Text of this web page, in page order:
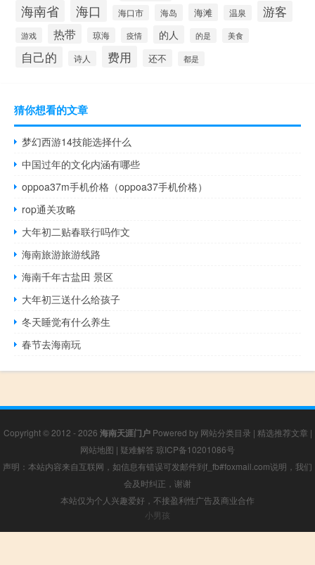
海南省 海口 海口市 海岛 海滩 温泉 游客
游戏 热带 琼海 疫情 的人 的是 美食
自己的 诗人 费用 还不 都是
猜你想看的文章
梦幻西游14技能选择什么
中国过年的文化内涵有哪些
oppoa37m手机价格（oppoa37手机价格）
rop通关攻略
大年初二贴春联行吗作文
海南旅游旅游线路
海南千年古盐田 景区
大年初三送什么给孩子
冬天睡觉有什么养生
春节去海南玩
Copyright © 2012 - 2026 海南天涯门户Powered by 网站分类目录 | 精选推荐文章 |
网站地图 | 疑难解答 琼ICP备10201086号
声明：本站内容来自互联网，如信息有错误可发邮件到f_fb#foxmail.com说明，我们
会及时纠正，谢谢
本站仅为个人兴趣爱好，不接盈利性广告及商业合作
小男孩